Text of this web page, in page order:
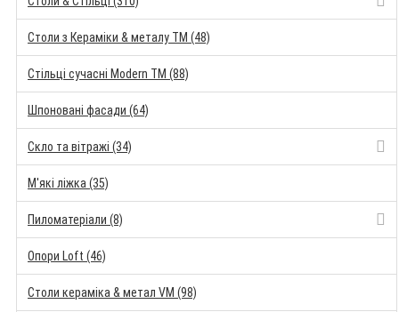
Столи з Кераміки & металу TM (48)
Стільці сучасні Modern TM (88)
Шпоновані фасади (64)
Скло та вітражі (34)
М'які ліжка (35)
Пиломатеріали (8)
Опори Loft (46)
Столи кераміка & метал VM (98)